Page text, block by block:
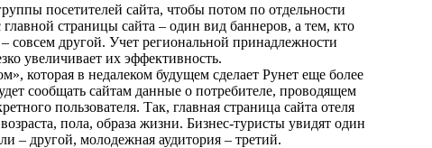
посетителей сайта, чтобы потом по отдельности
страницы сайта – один вид баннеров, а тем, кто
совсем другой. Учет региональной принадлежности
увеличивает их эффективность.
которая в недалеком будущем сделает Рунет еще более
сообщать сайтам данные о потребителе, проводящем
пользователя. Так, главная страница сайта отеля
пола, образа жизни. Бизнес-туристы увидят один
– другой, молодежная аудитория – третий.